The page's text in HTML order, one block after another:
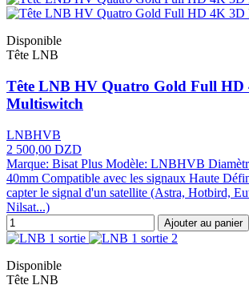
Disponible
Tête LNB
Tête LNB HV Quatro Gold Full HD
Multiswitch
LNBHVB
2 500,00 DZD
Marque: Bisat Plus Modèle: LNBHVB
40mm Compatible avec les signaux Haute
capter le signal d'un satellite (Astra, Hotbird,
Nilsat...)
Ajouter au panier
Disponible
Tête LNB